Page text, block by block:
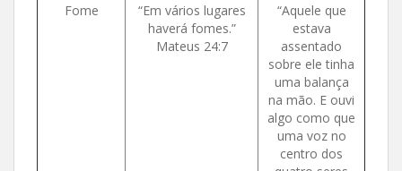
Fome
“Em vários lugares
haverá fomes.”
Mateus 24:7
“Aquele que
estava
assentado
sobre ele tinha
uma balança
na mão. E ouvi
algo como que
uma voz no
centro dos